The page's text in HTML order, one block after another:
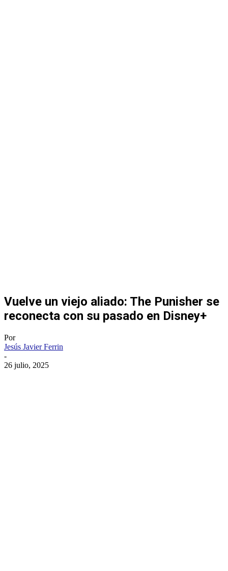
Vuelve un viejo aliado: The Punisher se
reconecta con su pasado en Disney+
Por
Jesús Javier Ferrin
-
26 julio, 2025